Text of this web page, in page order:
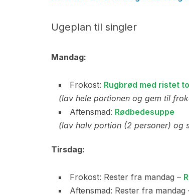
Ugeplan til singler
Mandag:
Frokost: Rugbrød med ristet
(lav hele portionen og gem til
Aftensmad: Rødbedesuppe
(lav halv portion (2 personer) og
Tirsdag:
Frokost: Rester fra mandag –
Aftensmad: Rester fra mandag